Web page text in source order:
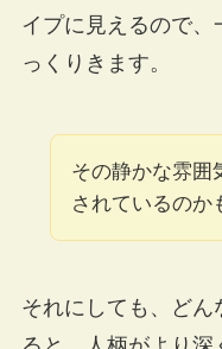
イプに見えるので、
っくりきます。
その静かな雰囲
されているのか
それにしても、どん